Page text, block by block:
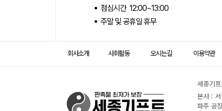
점심시간 12:00~13:00
주말 및 공휴일 휴무
회사소개 사회활동 오시는길 이용약관
세종기
본사 :
파주 공